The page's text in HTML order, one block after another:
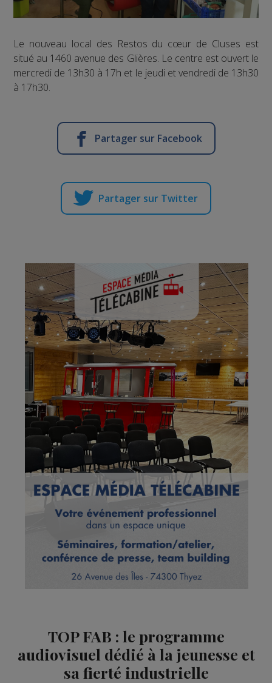
Le nouveau local des Restos du cœur de Cluses est
situé au 1460 avenue des Glières. Le centre est ouvert le
mercredi de 13h30 à 17h et le jeudi et vendredi de 13h30
à 17h30.
Partager sur Facebook
Partager sur Twitter
TOP FAB : le programme
audiovisuel dédié à la jeunesse et
sa fierté industrielle